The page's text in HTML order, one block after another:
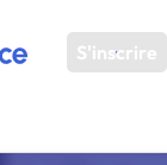
S'inscrire